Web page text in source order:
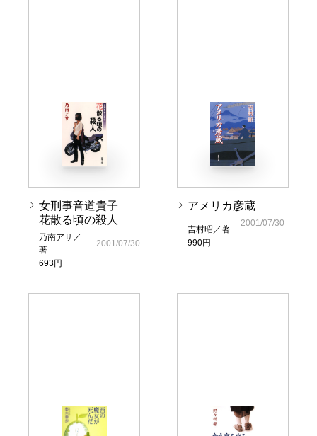
女刑事音道貴子
花散る頃の殺人
乃南アサ／
著
693円
2001/07/30
アメリカ彦蔵
吉村昭／著
990円
2001/07/30